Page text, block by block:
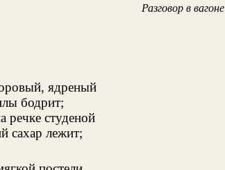
Разговор в вагоне
ядреный
бодрит;
речке студеной
сахар лежит;